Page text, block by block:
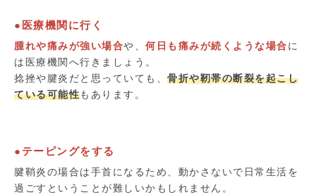
●医療機関に行く
腫れや痛みが強い場合や、 何日も痛みが続くような場合に
は医療機関へ行きましょう。
捻挫や腱炎だと思っていても、 骨折や靭帯の断裂を起こし
ている可能性もあります。
●テーピングをする
腱鞘炎の場合は手首になるため、動かさないで日常生活を
過ごすということが難しいかもしれません。